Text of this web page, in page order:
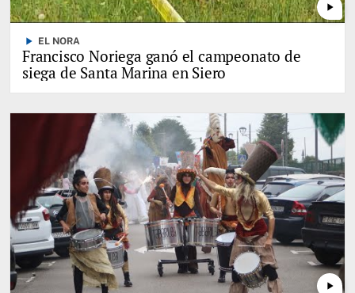
play_arrow
play_arrow EL NORA
Francisco Noriega ganó el campeonato de
siega de Santa Marina en Siero
play_arrow